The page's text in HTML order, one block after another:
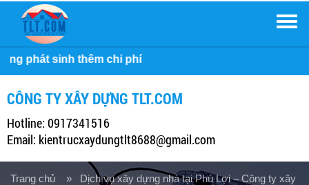
CÔNG TY XÂY DỰNG TLT.COM
Hotline: 0917341516
Email: kientrucxaydungtlt8688@gmail.com
Trang chủ » Dịch vụ xây dựng nhà tại Phú Lợi – Công ty xây